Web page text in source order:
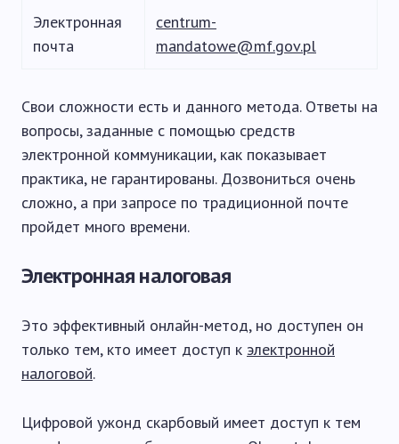
Электронная
почта
centrum-
mandatowe@mf.gov.pl
Свои сложности есть и данного метода. Ответы на
вопросы, заданные с помощью средств
электронной коммуникации, как показывает
практика, не гарантированы. Дозвониться очень
сложно, а при запросе по традиционной почте
пройдет много времени.
Электронная налоговая
Это эффективный онлайн-метод, но доступен он
только тем, кто имеет доступ к электронной
налоговой.
Цифровой ужонд скарбовый имеет доступ к тем